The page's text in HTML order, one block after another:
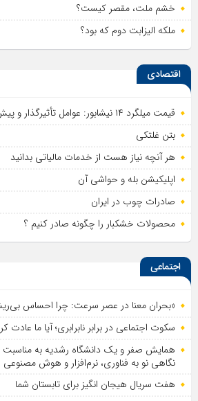
خشم ملت، مقصر کیست؟
ملکه الیزابت دوم که بود؟
اقتصادی
قیمت میلگرد ۱۴ نیشابور: عوامل تأثیرگذار و پیش‌بینی وضعیت بازار
بتن غلتکی
هر آنچه نیاز هست از خدمات مالیاتی بدانید
اپلیکیشن بله و حواشی آن
صادرات چوب در ایران
محصولات خشکبار را چگونه صادر کنیم ؟
اجتماعی
«بحران معنا در عصر سرعت: چرا احساس
سکوت اجتماعی در برابر نابرابری؛ آیا ما عادت
همایش صفر و یک دانشگاه رشدیه به مناسبت
نگاهی نو به فناوری، نرم‌افزار و هوش مصنوعی
هفت سریال هیجان انگیز برای تابستان شما